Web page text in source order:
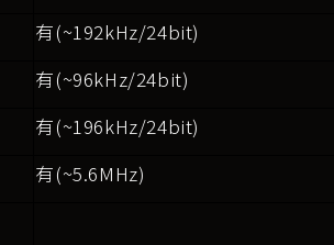
有(~192kHz/24bit)
有(~96kHz/24bit)
有(~196kHz/24bit)
有(~5.6MHz)